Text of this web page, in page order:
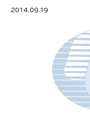
2014.09.19